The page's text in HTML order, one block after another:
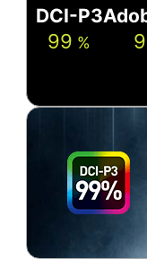
DCI-P3
99 %